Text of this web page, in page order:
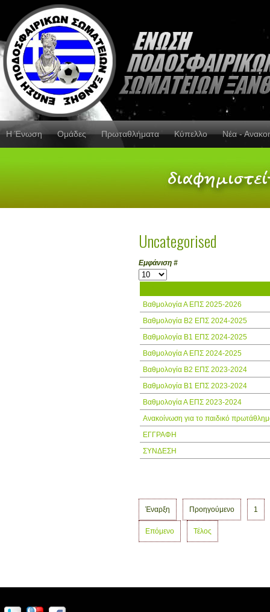
Η Ένωση Ομάδες Πρωταθλήματα Κύπελλο Νέα -
Uncategorised
Εμφάνιση #
Βαθμολογία Α ΕΠΣ 2025-2026
Βαθμολογία Β2 ΕΠΣ 2024-2025
Βαθμολογία Β1 ΕΠΣ 2024-2025
Βαθμολογία Α ΕΠΣ 2024-2025
Βαθμολογία Β2 ΕΠΣ 2023-2024
Βαθμολογία Β1 ΕΠΣ 2023-2024
Βαθμολογία Α ΕΠΣ 2023-2024
Ανακοίνωση για το παιδικό
ΕΓΓΡΑΦΗ
ΣΥΝΔΕΣΗ
Έναρξη Προηγούμενο 1
Επόμενο Τέλος